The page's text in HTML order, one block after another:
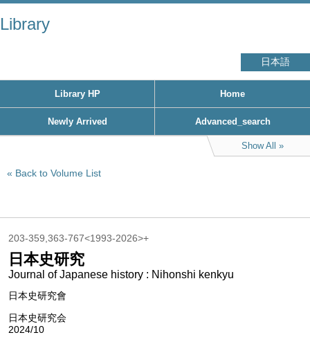
Library
日本語
Library HP Home
Newly Arrived Advanced_search
Show All
Back to Volume List
203-359,363-767<1993-2026>+
日本史研究
Journal of Japanese history : Nihonshi kenkyu
日本史研究會
日本史研究会
2024/10